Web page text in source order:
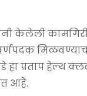
केलेली
हा प्रताप
आहे.